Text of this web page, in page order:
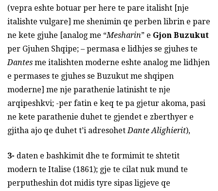
(vepra eshte botuar per here te pare italisht [nje
italishte vulgare] me shenimin qe perben librin e pare
ne kete gjuhe [analog me “Mesharin” e Gjon Buzukut
per Gjuhen Shqipe; – permasa e lidhjes se gjuhes te
Dantes me italishten moderne eshte analog me lidhjen
e permases te gjuhes se Buzukut me shqipen
moderne] me nje parathenie latinisht te nje
arqipeshkvi; -per fatin e keq te pa gjetur akoma, pasi
ne kete parathenie duhet te gjendet e zberthyer e
gjitha ajo qe duhet t’i adresohet Dante Alighierit),
3- daten e bashkimit dhe te formimit te shtetit
modern te Italise (1861); gje te cilat nuk mund te
perputheshin dot midis tyre sipas ligjeve qe